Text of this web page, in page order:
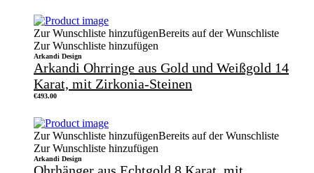
Zur Wunschliste hinzufügenBereits auf der Wunschliste
Zur Wunschliste hinzufügen
Arkandi Design
Arkandi Ohrringe aus Gold und Weißgold 14
Karat, mit Zirkonia-Steinen
€493.00
Zur Wunschliste hinzufügenBereits auf der Wunschliste
Zur Wunschliste hinzufügen
Arkandi Design
Ohrhänger aus Echtgold 8 Karat, mit